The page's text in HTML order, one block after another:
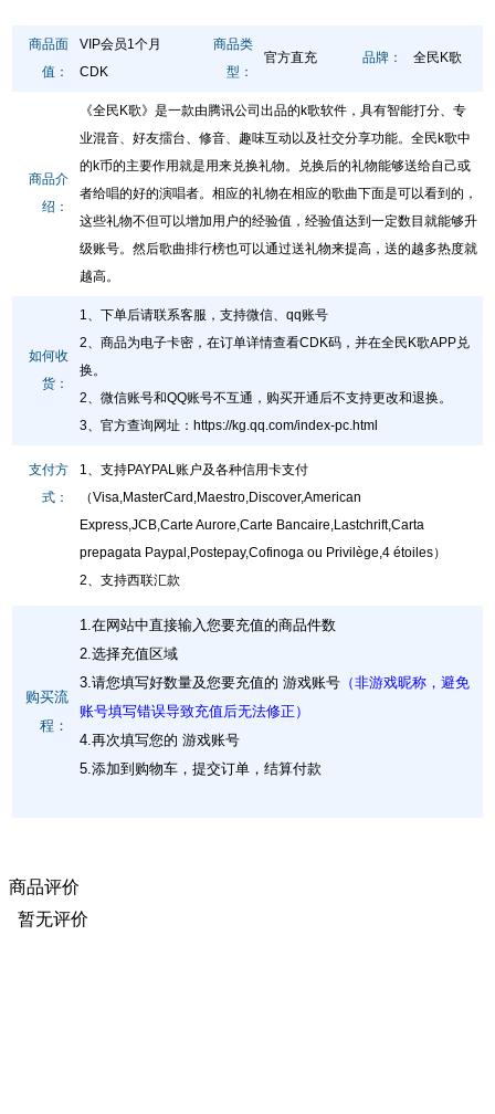
商品面
值：
VIP会员1个月
CDK
商品类
型：
官方直充 品牌： 全民K歌
商品介
绍：
《全民K歌》是一款由腾讯公司出品的k歌软件，具有智能打分、专
业混音、好友擂台、修音、趣味互动以及社交分享功能。全民k歌中
的k币的主要作用就是用来兑换礼物。兑换后的礼物能够送给自己或
者给唱的好的演唱者。相应的礼物在相应的歌曲下面是可以看到的，
这些礼物不但可以增加用户的经验值，经验值达到一定数目就能够升
级账号。然后歌曲排行榜也可以通过送礼物来提高，送的越多热度就
越高。
如何收
货：
1、下单后请联系客服，支持微信、qq账号
2、商品为电子卡密，在订单详情查看CDK码，并在全民K歌APP兑
换。
2、微信账号和QQ账号不互通，购买开通后不支持更改和退换。
3、官方查询网址 ： https://kg.qq.com/index-pc.html
支付方
式：
1、支持PAYPAL账户及各种信用卡支付
（Visa,MasterCard,Maestro,Discover,American
Express,JCB,Carte Aurore,Carte Bancaire,Lastchrift,Carta
prepagata Paypal,Postepay,Cofinoga ou Privilège,4 étoiles）
2、支持西联汇款
购买流
程：
1.在网站中直接输入您要充值的商品件数
2.选择充值区域
3.请您填写好数量及您要充值的 游戏账号 （非游戏昵称，避免
账号填写错误导致充值后无法修正）
4.再次填写您的 游戏账号
5.添加到购物车，提交订单，结算付款
商品评价